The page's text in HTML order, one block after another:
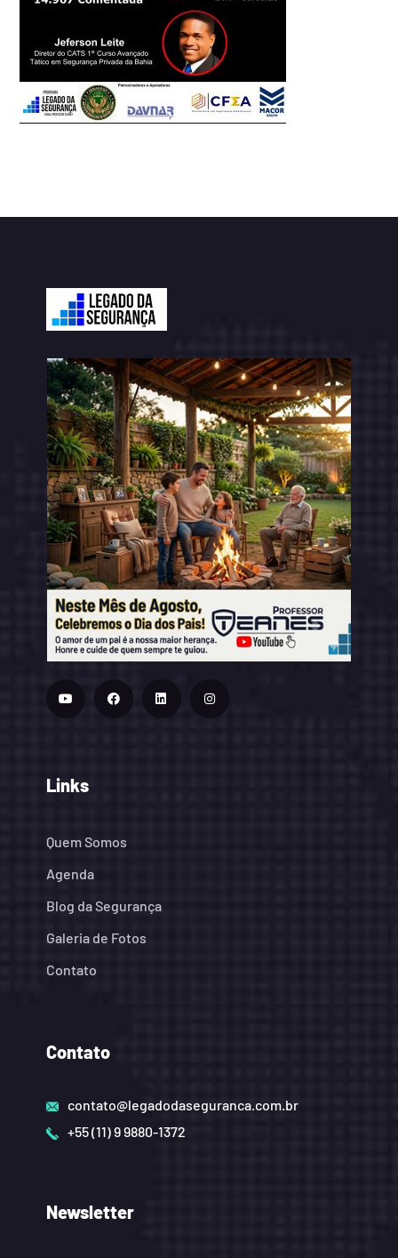
Links
Quem Somos
Agenda
Blog da Segurança
Galeria de Fotos
Contato
Contato
contato@legadodaseguranca.com.br
+55 (11) 9 9880-1372
Newsletter